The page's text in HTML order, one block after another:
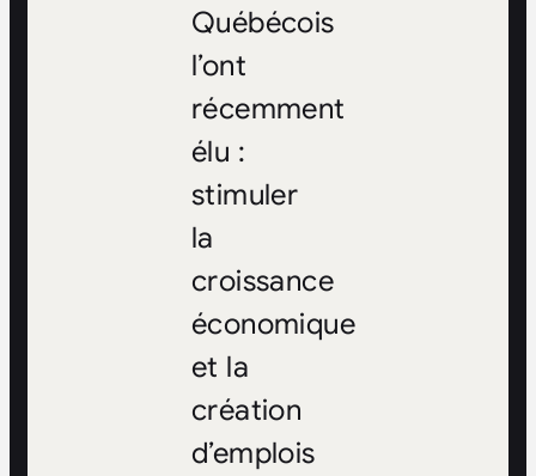
Québécois
l’ont
récemment
élu :
stimuler
la
croissance
économique
et la
création
d’emplois